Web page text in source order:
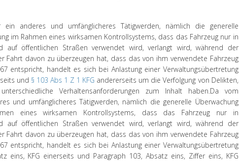
ein anderes und umfänglicheres Tätigwerden, nämlich die generelle
im Rahmen eines wirksamen Kontrollsystems, dass das Fahrzeug nur in
auf öffentlichen Straßen verwendet wird, verlangt wird, während der
Fahrt davon zu überzeugen hat, dass das von ihm verwendete Fahrzeug
entspricht, handelt es sich bei Anlastung einer Verwaltungsübertretung
und § 103 Abs 1 Z 1 KFG andererseits um die Verfolgung von Delikten,
Verhaltensanforderungen zum Inhalt haben.Da vom
und umfänglicheres Tätigwerden, nämlich die generelle Überwachung
eines wirksamen Kontrollsystems, dass das Fahrzeug nur in
auf öffentlichen Straßen verwendet wird, verlangt wird, während der
Fahrt davon zu überzeugen hat, dass das von ihm verwendete Fahrzeug
entspricht, handelt es sich bei Anlastung einer Verwaltungsübertretung
eins, KFG einerseits und Paragraph 103, Absatz eins, Ziffer eins, KFG